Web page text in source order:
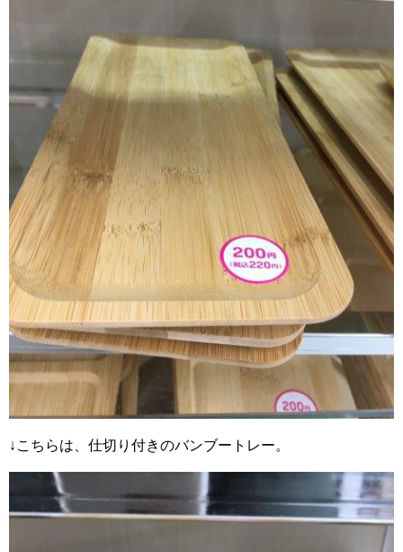
↓こちらは、仕切り付きのバンブートレー。